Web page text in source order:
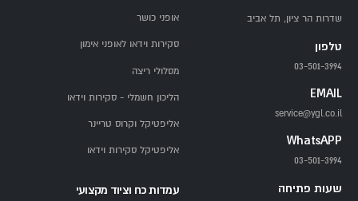
שדרות הר ציון, תל אביב
טלפון
03-501-3994
EMAIL
service@ygl.co.il
WhatsAPP
03-501-3994
שעות פתיחה
אופני כושר
סקירות וידאו לאופני אימון
מסלולי ריצה
הליכון חשמלי - סקירות וידאו
אליפטיקל וקרוס טריינר
אליפטיקל סקירות וידאו
עמדות כח וציוד מקצועי